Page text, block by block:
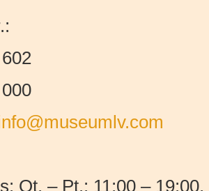
Ot. – Pt.: 11:00 –